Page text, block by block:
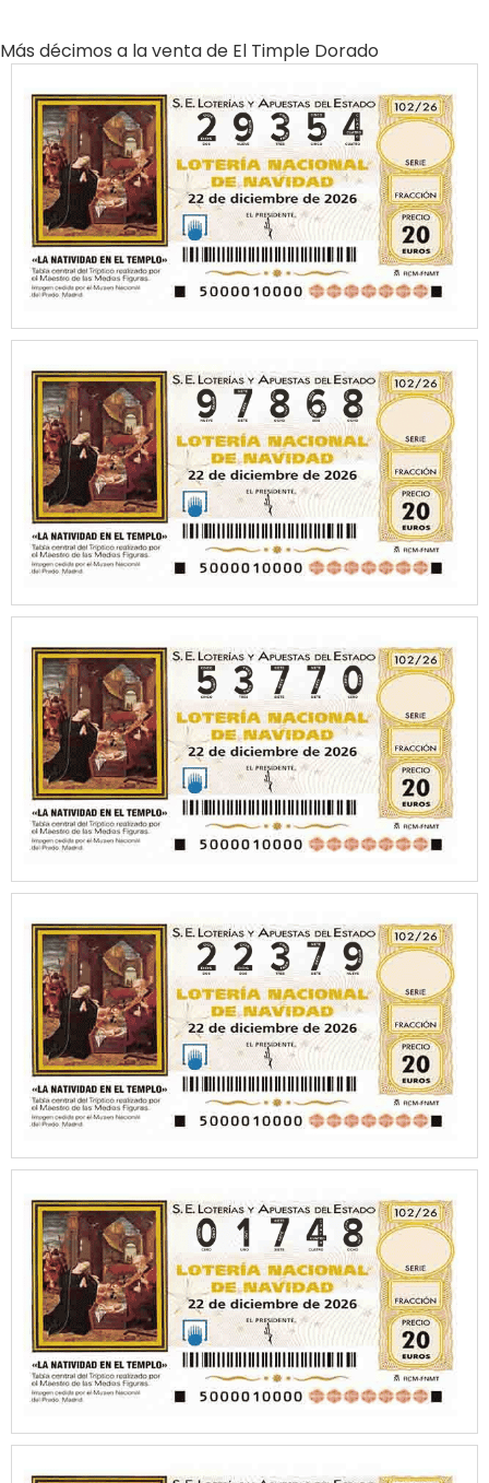
Más décimos a la venta de El Timple Dorado